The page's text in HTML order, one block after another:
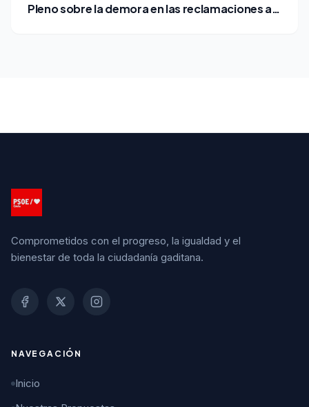
Pleno sobre la demora en las reclamaciones al
Comprometidos con el progreso, la igualdad y el
bienestar de toda la ciudadanía gaditana.
NAVEGACIÓN
Inicio